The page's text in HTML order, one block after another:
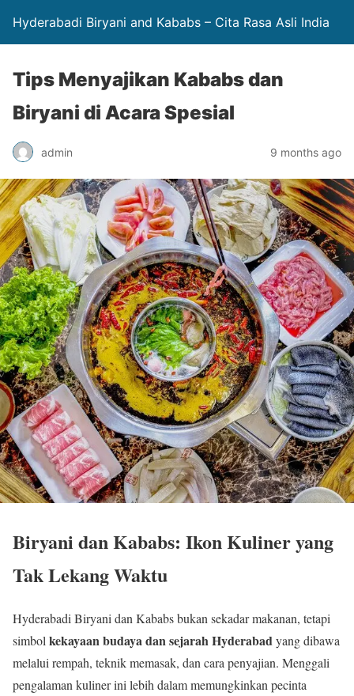
Hyderabadi Biryani and Kababs – Cita Rasa Asli India
Tips Menyajikan Kababs dan
Biryani di Acara Spesial
admin 9 months ago
Biryani dan Kababs: Ikon Kuliner yang
Tak Lekang Waktu
Hyderabadi Biryani dan Kababs bukan sekadar makanan, tetapi
simbol kekayaan budaya dan sejarah Hyderabad yang dibawa
melalui rempah, teknik memasak, dan cara penyajian. Menggali
pengalaman kuliner ini lebih dalam memungkinkan pecinta